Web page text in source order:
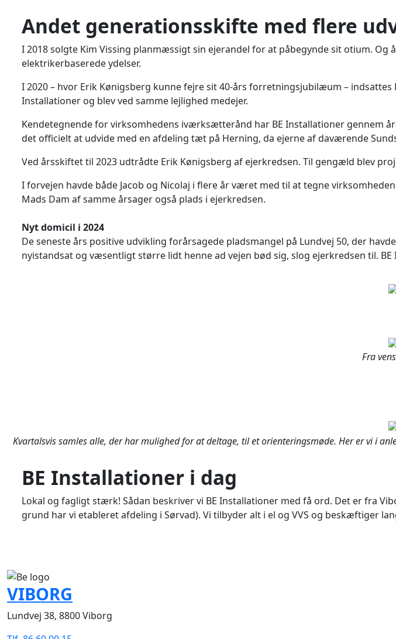
Andet generationsskifte med flere
I 2018 solgte Kim Vissing planmæssigt sin ejerandel for at påbegynde sit otium.
elektrikerbaserede ydelser.
I 2020 – hvor Erik Kønigsberg kunne fejre sit 40-års forretningsjubilæum –
Installationer og blev ved samme lejlighed medejer.
Kendetegnende for virksomhedens iværksætterånd har BE Installationer gennem
det officielt at udvide med en afdeling tæt på Herning, da ejerne af daværende
Ved årsskiftet til 2023 udtrådte Erik Kønigsberg af ejerkredsen. Til gengæld blev
I forvejen havde både Jacob og Nicolaj i flere år været med til at tegne
Mads Dam af samme årsager også plads i ejerkredsen.
Nyt domicil i 2024
De seneste års positive udvikling forårsagede pladsmangel på Lundvej 50, der
nyistandsat og væsentligt større lidt henne ad vejen bød sig, slog ejerkredsen til.
Fra
Kvartalsvis samles alle, der har mulighed for at deltage, til et orienteringsmøde. Her er vi i
BE Installationer i dag
Lokal og fagligt stærk! Sådan beskriver vi BE Installationer med få ord. Det er fra
grund har vi etableret afdeling i Sørvad). Vi tilbyder alt i el og VVS og beskæftiger
VIBORG
Lundvej 38, 8800 Viborg